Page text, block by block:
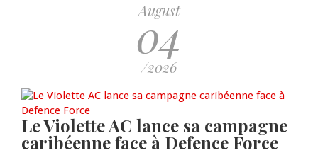
August
04
/2026
Le Violette AC lance sa campagne
caribéenne face à Defence Force